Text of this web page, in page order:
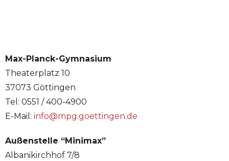
Max-Planck-Gymnasium
Theaterplatz 10
37073 Göttingen
Tel: 0551 / 400-4900
E-Mail: info@mpg.goettingen.de
Außenstelle “Minimax”
Albanikirchhof 7/8